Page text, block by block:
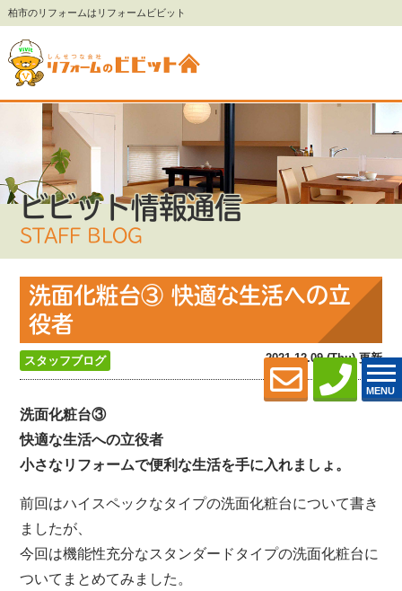
柏市のリフォームはリフォームビビット
MENU
ビビット情報通信
STAFF BLOG
洗面化粧台③ 快適な生活への立
役者
スタッフブログ 2021.12.09 (Thu) 更新
洗面化粧台③
快適な生活への立役者
小さなリフォームで便利な生活を手に入れましょ。
前回はハイスペックなタイプの洗面化粧台について書き
ましたが、
今回は機能性充分なスタンダードタイプの洗面化粧台に
ついてまとめてみました。